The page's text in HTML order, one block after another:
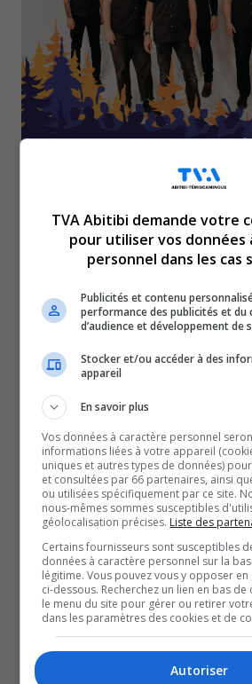
Alors que deux
festivals de la
annoncent leur
programmation
TVA Abitibi-Témiscamingue est fier
que, le 6 août, le groupe punk
Smashers, sera des festivités
Plus de détails à venir ce soir, alors
ouvre à 18 heures 30.
QUESTION DU JOUR
TVA Abitibi demande votre
pour utiliser vos données
personnel dans les cas
Publicités et contenu
performance des publicités et du
d’audience et développement de
Stocker et/ou accéder à des
appareil
En savoir plus
Vos données à caractère personnel
informations liées à votre appareil
uniques et autres types de données)
et consultées par 66 partenaires, ainsi
ou utilisées spécifiquement par ce site.
nous-mêmes sommes susceptibles
géolocalisation précises. Liste des
Certains fournisseurs sont susceptibles
données à caractère personnel sur la
légitime. Vous pouvez vous y opposer
ci-dessous. Recherchez un lien en bas
le menu du site pour gérer ou retirer
dans les paramètres des cookies et de
Autoriser